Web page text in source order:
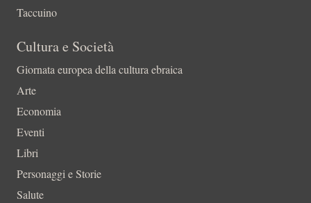
Taccuino
Cultura e Società
Giornata europea della cultura ebraica
Arte
Economia
Eventi
Libri
Personaggi e Storie
Salute